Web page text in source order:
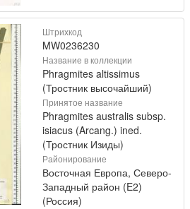
Штрихкод
MW0236230
Название в коллекции
Phragmites altissimus
(Тростник высочайший)
Принятое название
Phragmites australis subsp.
isiacus (Arcang.) ined.
(Тростник Изиды)
Районирование
Восточная Европа, Северо-
Западный район (E2)
(Россия)